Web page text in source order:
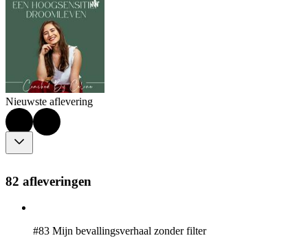
Nieuwste aflevering
82 afleveringen
#83 Mijn bevallingsverhaal zonder filter